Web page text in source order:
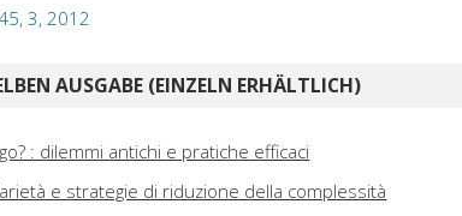
3, 2012
AUSGABE (EINZELN ERHÄLTLICH)
: dilemmi antichi e pratiche efficaci
e strategie di riduzione della complessità